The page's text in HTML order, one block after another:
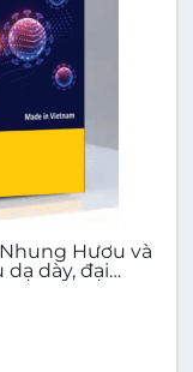
Hươu và
dày, đại